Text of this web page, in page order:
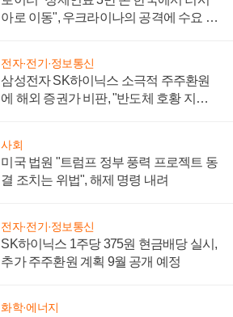
아로 이동", 우크라이나의 공격에 수요 늘
전자·전기·정보통신
삼성전자 SK하이닉스 소극적 주주환원
에 해외 증권가 비판, "반도체 호황 지속
사회
미국 법원 "트럼프 정부 풍력 프로젝트 동
결 조치는 위법", 해제 명령 내려
전자·전기·정보통신
SK하이닉스 1주당 375원 현금배당 실시,
추가 주주환원 계획 9월 공개 예정
화학·에너지